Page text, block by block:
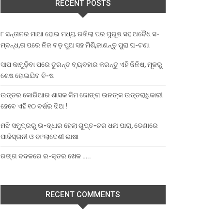
RECENT POSTS
୮ ସନ୍ତାନର ମାଆ ହୋଇ ମଧ୍ୟ ରଖିଲା ପର ପୁରୁଷ ସହ ଅବୈଧ ସ-
ମ୍ବନ୍ଧ,ତା ପରେ ନିଜ ବଡ଼ ପୁଅ ସହ ମିଶି,ଜାଣନ୍ତୁ ପୁରା ଘ-ଟଣା
ସାପ କାମୁଡ଼ିବା ପରେ ତୁରନ୍ତ ବ୍ୟବହାର କରନ୍ତୁ ଏହି ଜିନିଷ, ମୂଳରୁ
ଶେଷ ହୋଇଯିବ ବି-ଷ
ଉତ୍ତର କୋରିଆର ଶାସକ କିମ ଜୋଙ୍ଗ ଉନଙ୍କ ଉତ୍ତରାଧିକାରୀ
ହେବେ ଏହି ୧୦ ବର୍ଷର ଝିଅ !
ମଝି ସମୁଦ୍ରରୁ ଉ-ଦ୍ଧାର ହେଲା ଗୁପ୍ତ-ଚର ଧଳା ପାରା, ଡେଣାରେ
ପାକିସ୍ତାନୀ ଓ ବାଂଲାଦେଶୀ ଭାଷା
ରଙ୍ଗ ବଦଳରେ ର-କ୍ତର ଖେଳ …..
RECENT COMMENTS